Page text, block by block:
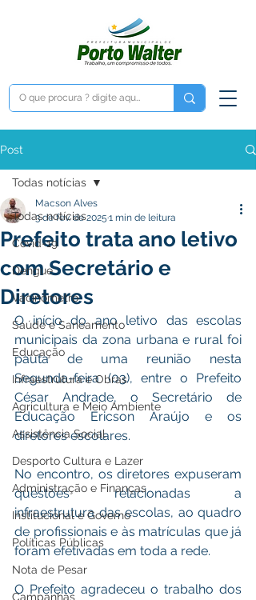
Post
Todas notícias
Covid-19
Dengue
Vacinômetro
Saúde e Saneamento
Educação
Infraestrutura e Obras
Agricultura e Meio Ambiente
Assistência Social
Desporto Cultura e Lazer
Administração e Finanças
Institucional e Governo
Políticas Públicas
Nota de Pesar
Campanhas
Todas notícias
Prefeito trata ano letivo
com Secretário e
Diretores
Macson Alves
3 de fev. de 2025 1 min de leitura
O início do ano letivo das escolas
municipais da zona urbana e rural foi
pauta de uma reunião nesta
Segunda-feira (03), entre o Prefeito
César Andrade, o Secretário de
Educação Ericson Araújo e os
diretores escolares.
No encontro, os diretores expuseram
questões relacionadas a
infraestrutura das escolas, ao quadro
de profissionais e às matrículas que já
foram efetivadas em toda a rede.
O Prefeito agradeceu o trabalho dos